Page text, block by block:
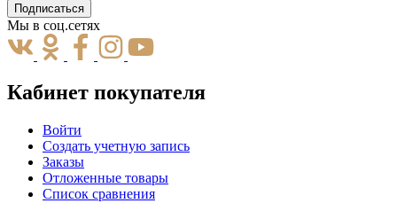
Подписаться
Мы в соц.сетях
Кабинет покупателя
Войти
Создать учетную запись
Заказы
Отложенные товары
Список сравнения